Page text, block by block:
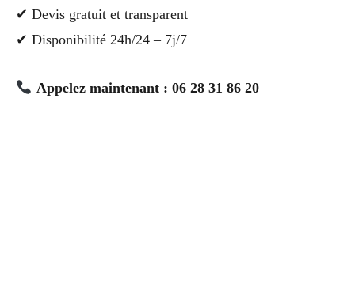
✔ Devis gratuit et transparent
✔ Disponibilité 24h/24 – 7j/7
Appelez maintenant : 06 28 31 86 20